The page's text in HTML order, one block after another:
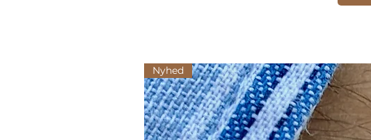
Nyhed